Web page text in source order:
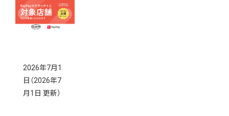
を促しません
か？
2026年7月1
日 （2026年7
月1日 更新）